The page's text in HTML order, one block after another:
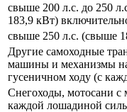
свыше 200 л.с. до 250
183,9 кВт)
свыше 250 л.с. (свыше
Другие самоходные
машины и механизмы
гусеничном ходу (с
Снегоходы, мотосани с
каждой лошадиной